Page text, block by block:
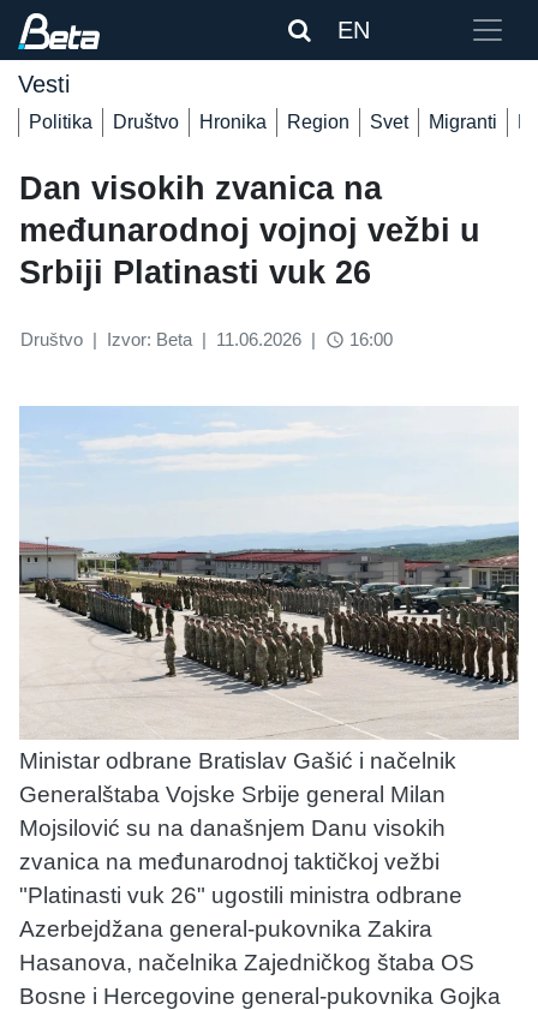
EN
Vesti
Politika Društvo Hronika Region Svet Migranti
Dan visokih zvanica na
međunarodnoj vojnoj vežbi u
Srbiji Platinasti vuk 26
Društvo | Izvor: Beta | 11.06.2026 | access_time 16:00
Ministar odbrane Bratislav Gašić i načelnik
Generalštaba Vojske Srbije general Milan
Mojsilović su na današnjem Danu visokih
zvanica na međunarodnoj taktičkoj vežbi
"Platinasti vuk 26" ugostili ministra odbrane
Azerbejdžana general-pukovnika Zakira
Hasanova, načelnika Zajedničkog štaba OS
Bosne i Hercegovine general-pukovnika Gojka